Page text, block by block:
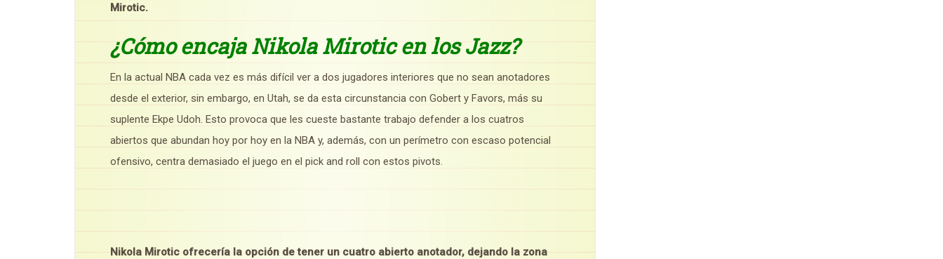
Mirotic.
¿Cómo encaja Nikola Mirotic en los Jazz?
En la actual NBA cada vez es más difícil ver a dos jugadores interiores que no sean anotadores
desde el exterior, sin embargo, en Utah, se da esta circunstancia con Gobert y Favors, más su
suplente Ekpe Udoh. Esto provoca que les cueste bastante trabajo defender a los cuatros
abiertos que abundan hoy por hoy en la NBA y, además, con un perímetro con escaso potencial
ofensivo, centra demasiado el juego en el pick and roll con estos pivots.
Nikola Mirotic ofrecería la opción de tener un cuatro abierto anotador, dejando la zona